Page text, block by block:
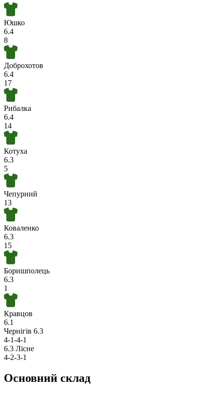
Юшко
6.4
8
Доброхотов
6.4
17
Рибалка
6.4
14
Котуха
6.3
5
Чепурний
13
Коваленко
6.3
15
Боришполець
6.3
1
Кравцов
6.1
Чернігів 6.3
4-1-4-1
6.3 Лісне
4-2-3-1
Основний склад